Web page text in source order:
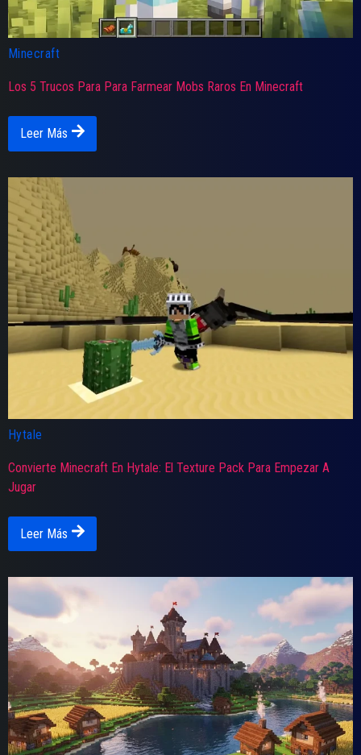
Minecraft
Los 5 Trucos Para Para Farmear Mobs Raros En Minecraft
Leer Más
Hytale
Convierte Minecraft En Hytale: El Texture Pack Para Empezar A
Jugar
Leer Más